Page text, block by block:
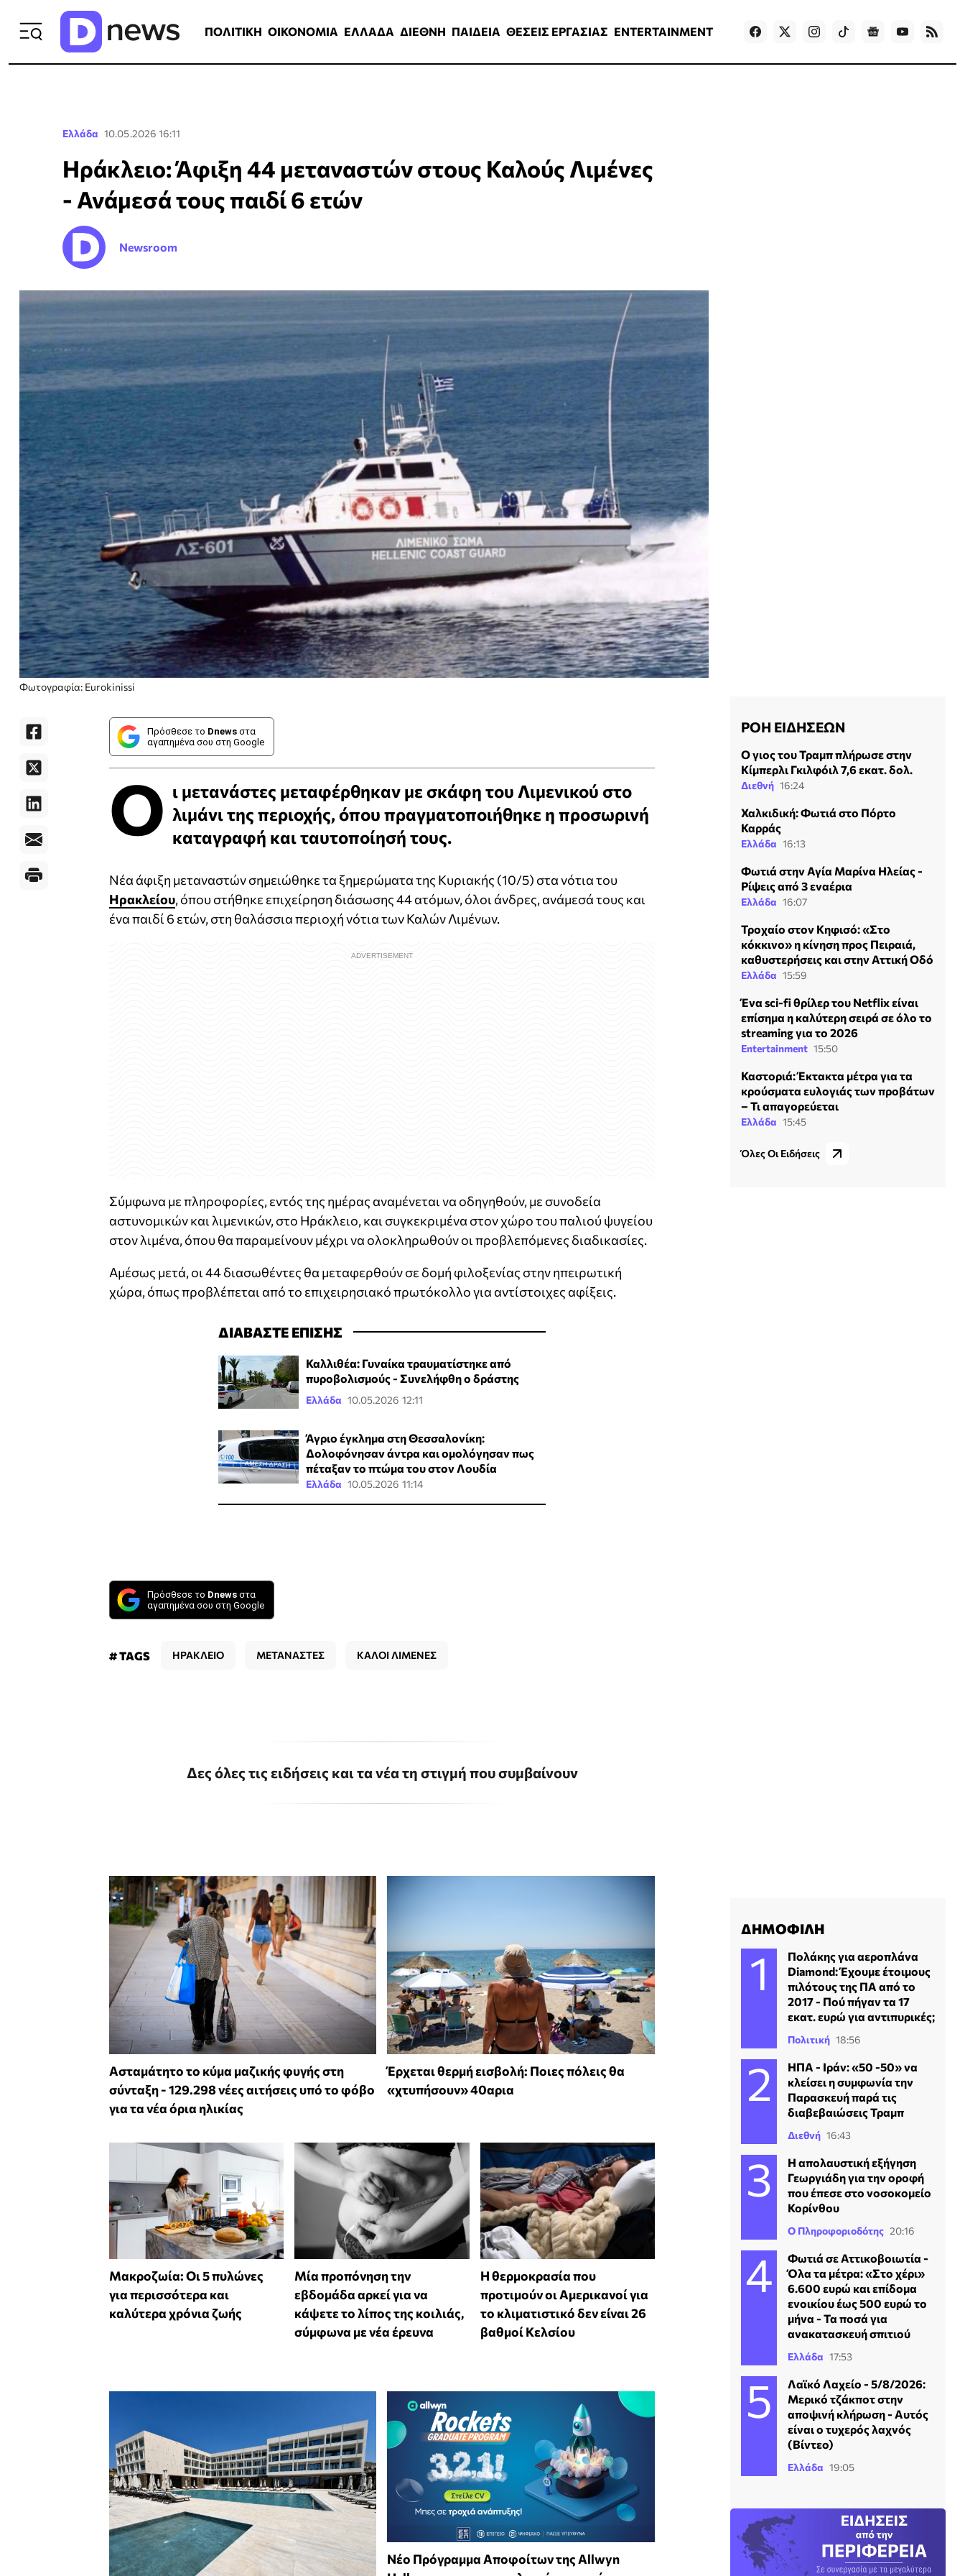
ΠΟΛΙΤΙΚΗ ΟΙΚΟΝΟΜΙΑ ΕΛΛΑΔΑ ΔΙΕΘΝΗ ΠΑΙΔΕΙΑ ΘΕΣΕΙΣ ΕΡΓΑΣΙΑΣ ENTERTAINMENT Games
Ελλάδα 10.05.2026 16:11
Ηράκλειο: Άφιξη 44 μεταναστών στους Καλούς Λιμένες
- Ανάμεσά τους παιδί 6 ετών
Newsroom
Φωτογραφία: Eurokinissi
Πρόσθεσε το Dnews στα
αγαπημένα σου στη Google
Ο ι μετανάστες μεταφέρθηκαν με σκάφη του Λιμενικού στο
λιμάνι της περιοχής, όπου πραγματοποιήθηκε η προσωρινή
καταγραφή και ταυτοποίησή τους.
Νέα άφιξη μεταναστών σημειώθηκε τα ξημερώματα της Κυριακής (10/5) στα νότια του
Ηρακλείου, όπου στήθηκε επιχείρηση διάσωσης 44 ατόμων, όλοι άνδρες, ανάμεσά τους και
ένα παιδί 6 ετών, στη θαλάσσια περιοχή νότια των Καλών Λιμένων.
Σύμφωνα με πληροφορίες, εντός της ημέρας αναμένεται να οδηγηθούν, με συνοδεία
αστυνομικών και λιμενικών, στο Ηράκλειο, και συγκεκριμένα στον χώρο του παλιού ψυγείου
στον λιμένα, όπου θα παραμείνουν μέχρι να ολοκληρωθούν οι προβλεπόμενες διαδικασίες.
Αμέσως μετά, οι 44 διασωθέντες θα μεταφερθούν σε δομή φιλοξενίας στην ηπειρωτική
χώρα, όπως προβλέπεται από το επιχειρησιακό πρωτόκολλο για αντίστοιχες αφίξεις.
ΔΙΑΒΑΣΤΕ ΕΠΙΣΗΣ
Καλλιθέα: Γυναίκα τραυματίστηκε από
πυροβολισμούς - Συνελήφθη ο δράστης
Ελλάδα 10.05.2026 12:11
Άγριο έγκλημα στη Θεσσαλονίκη:
Δολοφόνησαν άντρα και ομολόγησαν πως
πέταξαν το πτώμα του στον Λουδία
Ελλάδα 10.05.2026 11:14
Πρόσθεσε το Dnews στα
αγαπημένα σου στη Google
# TAGS ΗΡΑΚΛΕΙΟ ΜΕΤΑΝΑΣΤΕΣ ΚΑΛΟΙ ΛΙΜΕΝΕΣ
Δες όλες τις ειδήσεις και τα νέα τη στιγμή που συμβαίνουν
Ασταμάτητο το κύμα μαζικής φυγής στη
σύνταξη - 129.298 νέες αιτήσεις υπό το φόβο
για τα νέα όρια ηλικίας
Έρχεται θερμή εισβολή: Ποιες πόλεις θα
«χτυπήσουν» 40αρια
Mακροζωία: Οι 5 πυλώνες
για περισσότερα και
καλύτερα χρόνια ζωής
Μία προπόνηση την
εβδομάδα αρκεί για να
κάψετε το λίπος της κοιλιάς,
σύμφωνα με νέα έρευνα
Η θερμοκρασία που
προτιμούν οι Αμερικανοί για
το κλιματιστικό δεν είναι 26
βαθμοί Κελσίου
Νέο Πρόγραμμα Αποφοίτων της Allwyn
ΡΟΗ ΕΙΔΗΣΕΩΝ
Ο γιος του Τραμπ πλήρωσε στην
Κίμπερλι Γκιλφόιλ 7,6 εκατ. δολ.
Διεθνή 16:24
Χαλκιδική: Φωτιά στο Πόρτο
Καρράς
Ελλάδα 16:13
Φωτιά στην Αγία Μαρίνα Ηλείας -
Ρίψεις από 3 εναέρια
Ελλάδα 16:07
Τροχαίο στον Κηφισό: «Στο
κόκκινο» η κίνηση προς Πειραιά,
καθυστερήσεις και στην Αττική Οδό
Ελλάδα 15:59
Ένα sci-fi θρίλερ του Netflix είναι
επίσημα η καλύτερη σειρά σε όλο το
streaming για το 2026
Entertainment 15:50
Καστοριά: Έκτακτα μέτρα για τα
κρούσματα ευλογιάς των προβάτων
– Τι απαγορεύεται
Ελλάδα 15:45
Όλες Οι Ειδήσεις
ΔΗΜΟΦΙΛΗ
Πολάκης για αεροπλάνα
Diamond: Έχουμε έτοιμους
πιλότους της ΠΑ από το
2017 - Πού πήγαν τα 17
εκατ. ευρώ για αντιπυρικές;
Πολιτική 18:56
ΗΠΑ - Ιράν: «50 -50» να
κλείσει η συμφωνία την
Παρασκευή παρά τις
διαβεβαιώσεις Τραμπ
Διεθνή 16:43
Η απολαυστική εξήγηση
Γεωργιάδη για την οροφή
που έπεσε στο νοσοκομείο
Κορίνθου
Ο Πληροφοριοδότης 20:16
Φωτιά σε Αττικοβοιωτία -
Όλα τα μέτρα: «Στο χέρι»
6.600 ευρώ και επίδομα
ενοικίου έως 500 ευρώ το
μήνα - Τα ποσά για
ανακατασκευή σπιτιού
Ελλάδα 17:53
Λαϊκό Λαχείο - 5/8/2026:
Μερικό τζάκποτ στην
αποψινή κλήρωση - Αυτός
είναι ο τυχερός λαχνός
(Βίντεο)
Ελλάδα 19:05